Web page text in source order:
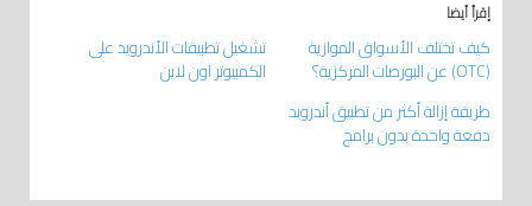
إقرأ أيضا
كيف تختلف الأسواق الموازية
(OTC) عن البورصات المركزية؟
تشغيل تطبيقات الأندرويد على
الكمبيوتر اون لاين
طريقة إزالة أكثر من تطبيق أندرويد
دفعة واحدة بدون برامج